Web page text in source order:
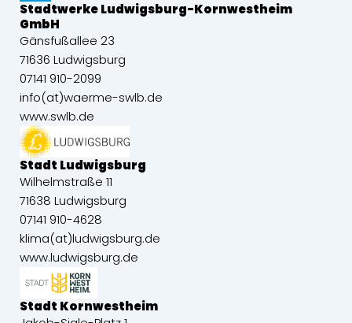
Stadtwerke Ludwigsburg-Kornwestheim
GmbH
Gänsfußallee 23
71636 Ludwigsburg
07141 910-2099
info(at)waerme-swlb.de
www.swlb.de
Stadt Ludwigsburg
Wilhelmstraße 11
71638 Ludwigsburg
07141 910-4628
klima(at)ludwigsburg.de
www.ludwigsburg.de
Stadt Kornwestheim